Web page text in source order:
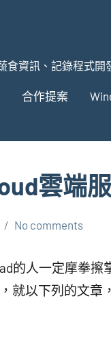
食資訊、記錄程式開
合作提案
雲端
No comments
的人一定摩拳
就以下列的文章